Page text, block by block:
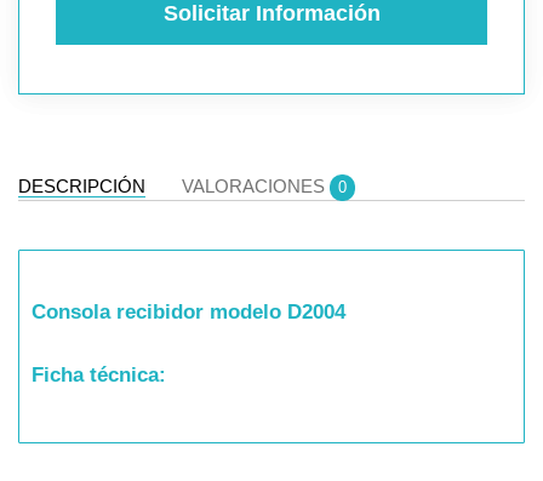
Solicitar Información
DESCRIPCIÓN VALORACIONES 0
Consola recibidor modelo D2004
Ficha técnica: